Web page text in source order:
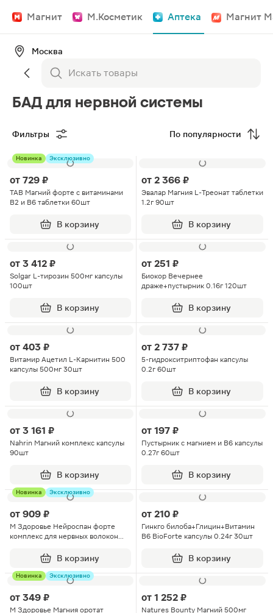
Магнит М.Косметик Аптека Магнит
Москва
БАД для нервной системы
Фильтры По популярности
Новинка Эксклюзивно
от 729 ₽
ТАВ Магний форте с витаминами
В2 и В6 таблетки 60шт
В корзину
от 2 366 ₽
Эвалар Магния L-Треонат таблетки
1.2г 90шт
В корзину
от 3 412 ₽
Solgar L-тирозин 500мг капсулы
100шт
В корзину
от 251 ₽
Биокор Вечернее
драже+пустырник 0.16г 120шт
В корзину
от 403 ₽
Витамир Ацетил L-Карнитин 500
капсулы 500мг 30шт
В корзину
от 2 737 ₽
5-гидрокситриптофан капсулы
0.2г 60шт
В корзину
от 3 161 ₽
Nahrin Магний комплекс капсулы
90шт
В корзину
от 197 ₽
Пустырник с магнием и В6 капсулы
0.27г 60шт
В корзину
Новинка Эксклюзивно
от 909 ₽
М Здоровье Нейроспан форте
комплекс для нервных волокон
В корзину
от 210 ₽
Гинкго билоба+Глицин+Витамин
В6 BioForte капсулы 0.24г 30шт
В корзину
Новинка Эксклюзивно
от 349 ₽
М Здоровье Магния оротат
от 1 252 ₽
Natures Bounty Магний 500мг